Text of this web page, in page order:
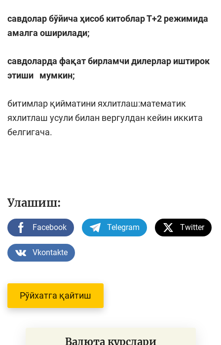
савдолар бўйича ҳисоб китоблар Т+2 режимида
амалга оширилади;
савдоларда фақат бирламчи дилерлар иштирок
этиши мумкин;
битимлар қийматини яхлитлаш:математик
яхлитлаш усули билан вергулдан кейин иккита
белгигача.
Улашиш:
Facebook Telegram Twitter
Vkontakte
Рўйхатга қайтиш
Валюта курслари